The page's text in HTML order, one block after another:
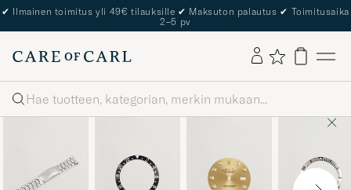
✔ Ilmainen toimitus yli 49€ tilauksille ✔ Maksuton palautus ✔ Toimitusaika
2–5 pv
Haku